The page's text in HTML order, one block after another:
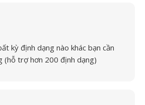
kỳ định dạng nào khác bạn cần
(hỗ trợ hơn 200 định dạng)